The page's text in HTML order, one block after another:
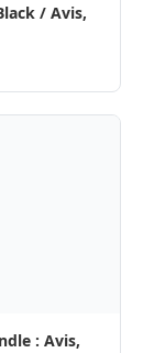
/ Avis,
: Avis,